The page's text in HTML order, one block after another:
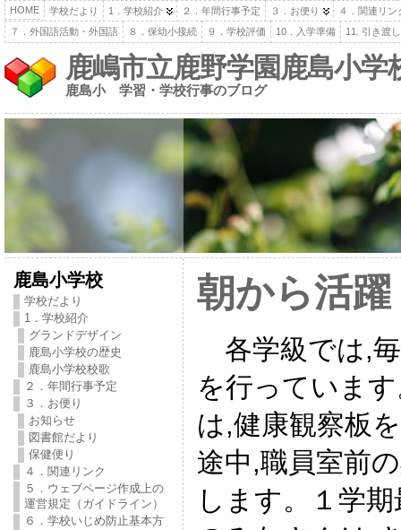
HOME 学校だより 1．学校紹介 ２．年間行事予定 ３．お便り
４．関連リン
７．外国語活動・外国語
８．保幼小接続 ９．学校評価 10．入学準備 11. 引き渡
鹿嶋市立鹿野学園鹿島小学
鹿島小 学習・学校行事のブログ
鹿島小学校
学校だより
1．学校紹介
グランドデザイン
鹿島小学校の歴史
鹿島小学校校歌
２．年間行事予定
３．お便り
お知らせ
図書館だより
保健便り
４．関連リンク
５．ウェブページ作成上の
運営規定（ガイドライン）
６．学校いじめ防止基本方
朝から活
各学級では,
を行っていま
は,健康観察板
途中,職員室前
します。１学